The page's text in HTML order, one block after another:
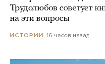
Трудолюбов советует
на эти вопросы
ИСТОРИИ 16 часов назад